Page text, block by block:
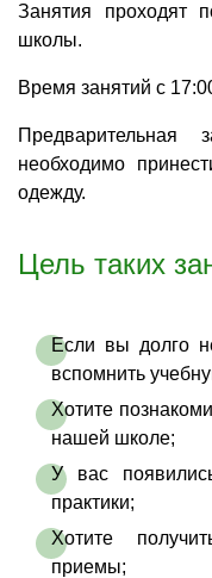
Занятия проходят
школы.
Время занятий с
Предварительная
необходимо
одежду.
Цель таких
Если вы долго
вспомнить
Хотите
нашей школе;
У вас
практики;
Хотите
приемы;